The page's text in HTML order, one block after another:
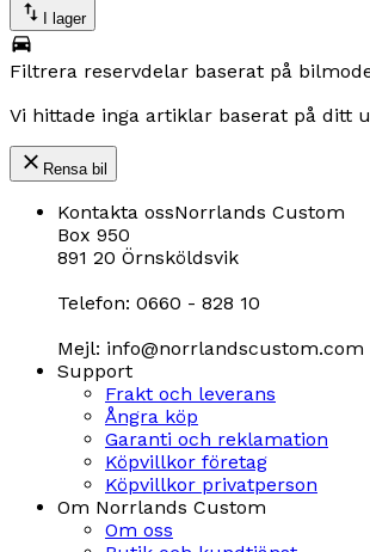
I lager
Filtrera reservdelar baserat på
Vi hittade inga artiklar baserat på ditt
Rensa bil
Kontakta ossNorrlands Custom
Box 950
891 20 Örnsköldsvik
Telefon: 0660 - 828 10
Mejl: info@norrlandscustom.com
Support
Frakt och leverans
Ångra köp
Garanti och reklamation
Köpvillkor företag
Köpvillkor privatperson
Om Norrlands Custom
Om oss